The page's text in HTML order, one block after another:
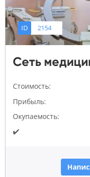
ID 2154
Сеть
Стоимость:
Прибыль:
Окупаемость:
✔️